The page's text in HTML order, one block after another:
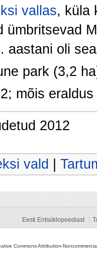
vallas, küla
ümbritsevad
aastani oli
park (3,2
mõis eraldus
2012
vald
Eesti Entsüklopeediast
Commons Attribution-